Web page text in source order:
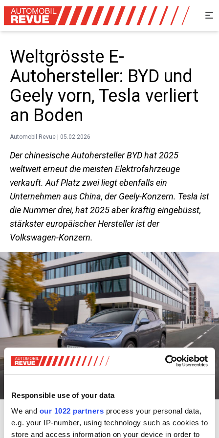
Responsible use of your data
We and our 1022 partners process your personal data,
e.g. your IP-number, using technology such as cookies to
store and access information on your device in order to
Weltgrösste E-
Autohersteller: BYD und
Geely vorn, Tesla verliert
an Boden
Automobil Revue | 05.02.2026
Der chinesische Autohersteller BYD hat 2025
weltweit erneut die meisten Elektrofahrzeuge
verkauft. Auf Platz zwei liegt ebenfalls ein
Unternehmen aus China, der Geely-Konzern. Tesla ist
die Nummer drei, hat 2025 aber kräftig eingebüsst,
stärkster europäischer Hersteller ist der
Volkswagen-Konzern.
BYD Sealion 7
Nach Berechnungen des Marktforschers SNE Research